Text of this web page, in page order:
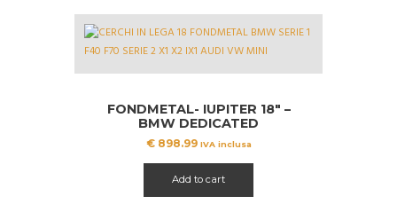
FONDMETAL- IUPITER 18″ –
BMW DEDICATED
€898.99 IVA inclusa
Add to cart